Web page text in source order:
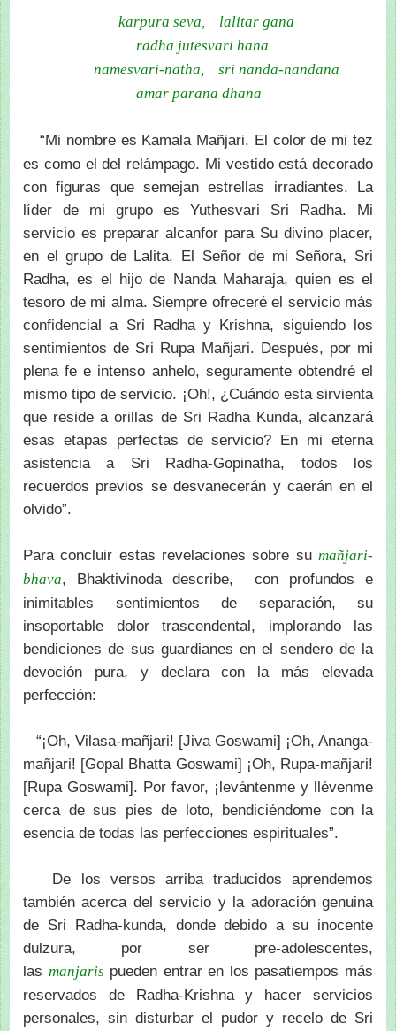
karpura seva, lalitar gana
radha jutesvari hana
namesvari-natha, sri nanda-nandana
amar parana dhana
“Mi nombre es Kamala Mañjari. El color de mi tez
es como el del relámpago. Mi vestido está decorado
con figuras que semejan estrellas irradiantes. La
líder de mi grupo es Yuthesvari Sri Radha. Mi
servicio es preparar alcanfor para Su divino placer,
en el grupo de Lalita. El Señor de mi Señora, Sri
Radha, es el hijo de Nanda Maharaja, quien es el
tesoro de mi alma. Siempre ofreceré el servicio más
confidencial a Sri Radha y Krishna, siguiendo los
sentimientos de Sri Rupa Mañjari. Después, por mi
plena fe e intenso anhelo, seguramente obtendré el
mismo tipo de servicio. ¡Oh!, ¿Cuándo esta sirvienta
que reside a orillas de Sri Radha Kunda, alcanzará
esas etapas perfectas de servicio? En mi eterna
asistencia a Sri Radha-Gopinatha, todos los
recuerdos previos se desvanecerán y caerán en el
olvido”.
Para concluir estas revelaciones sobre su mañjari-
bhava, Bhaktivinoda describe, con profundos e
inimitables sentimientos de separación, su
insoportable dolor trascendental, implorando las
bendiciones de sus guardianes en el sendero de la
devoción pura, y declara con la más elevada
perfección:
“¡Oh, Vilasa-mañjari! [Jiva Goswami] ¡Oh, Ananga-
mañjari! [Gopal Bhatta Goswami] ¡Oh, Rupa-mañjari!
[Rupa Goswami]. Por favor, ¡levántenme y llévenme
cerca de sus pies de loto, bendiciéndome con la
esencia de todas las perfecciones espirituales”.
De los versos arriba traducidos aprendemos
también acerca del servicio y la adoración genuina
de Sri Radha-kunda, donde debido a su inocente
dulzura, por ser pre-adolescentes,
las manjaris pueden entrar en los pasatiempos más
reservados de Radha-Krishna y hacer servicios
personales, sin disturbar el pudor y recelo de Sri